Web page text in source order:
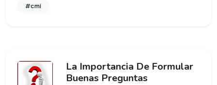
#cmi
La Importancia De Formular
Buenas Preguntas